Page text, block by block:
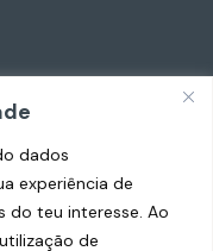
dados
experiência de
do teu interesse. Ao
de
Advogados.